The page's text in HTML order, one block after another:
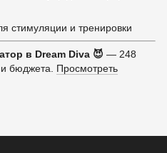
стимуляции и тренировки
в Dream Diva 😈 — 248
бюджета. Просмотреть